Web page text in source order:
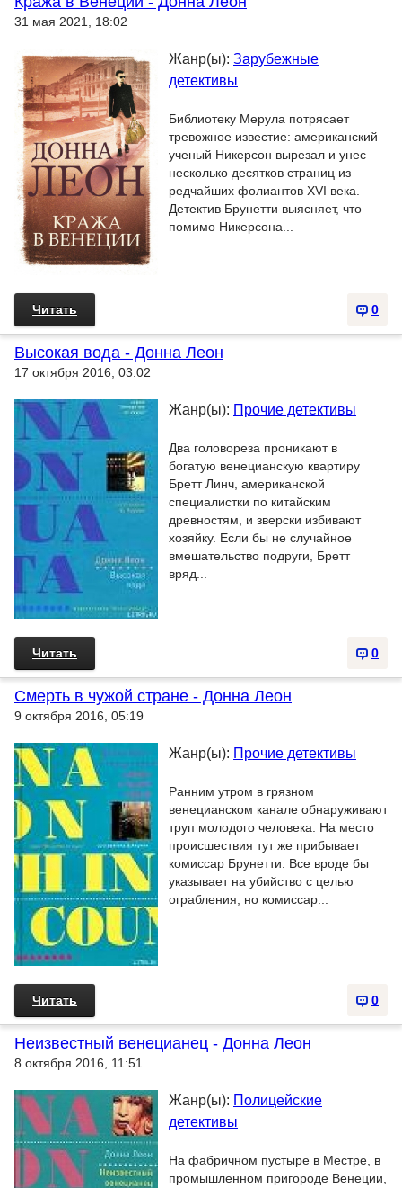
31 мая 2021, 18:02
Жанр(ы): Зарубежные
детективы
Библиотеку Мерула потрясает
тревожное известие: американский
ученый Никерсон вырезал и унес
несколько десятков страниц из
редчайших фолиантов XVI века.
Детектив Брунетти выясняет, что
помимо Никерсона...
0
Читать
Высокая вода - Донна Леон
17 октября 2016, 03:02
Жанр(ы): Прочие детективы
Два головореза проникают в
богатую венецианскую квартиру
Бретт Линч, американской
специалистки по китайским
древностям, и зверски избивают
хозяйку. Если бы не случайное
вмешательство подруги, Бретт
вряд...
0
Читать
Смерть в чужой стране - Донна Леон
9 октября 2016, 05:19
Жанр(ы): Прочие детективы
Ранним утром в грязном
венецианском канале обнаруживают
труп молодого человека. На место
происшествия тут же прибывает
комиссар Брунетти. Все вроде бы
указывает на убийство с целью
ограбления, но комиссар...
0
Читать
Неизвестный венецианец - Донна Леон
8 октября 2016, 11:51
Жанр(ы): Полицейские
детективы
На фабричном пустыре в Местре, в
промышленном пригороде Венеции,